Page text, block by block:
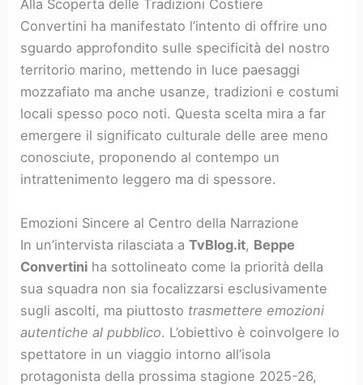
Alla Scoperta delle Tradizioni Costiere
Convertini ha manifestato l’intento di offrire uno
sguardo approfondito sulle specificità del nostro
territorio marino, mettendo in luce paesaggi
mozzafiato ma anche usanze, tradizioni e costumi
locali spesso poco noti. Questa scelta mira a far
emergere il significato culturale delle aree meno
conosciute, proponendo al contempo un
intrattenimento leggero ma di spessore.
Emozioni Sincere al Centro della Narrazione
In un’intervista rilasciata aTvBlog.it, Beppe
Convertini ha sottolineato come la priorità della
sua squadra non sia focalizzarsi esclusivamente
sugli ascolti, ma piuttosto trasmettere emozioni
autentiche al pubblico. L’obiettivo è coinvolgere lo
spettatore in un viaggio intorno all’isola
protagonista della prossima stagione 2025-26,